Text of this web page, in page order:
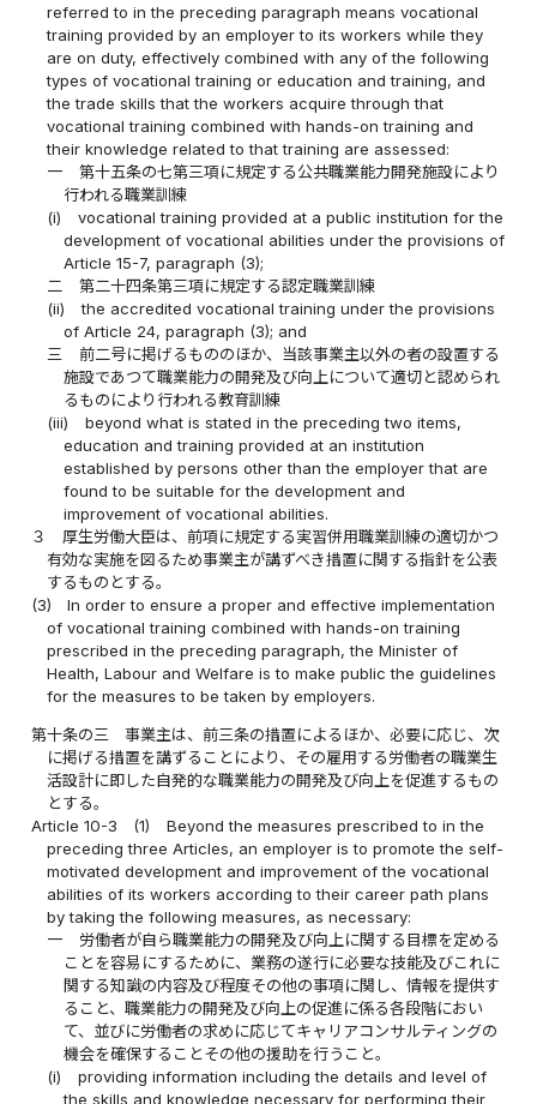
referred to in the preceding paragraph means vocational
training provided by an employer to its workers while they
are on duty, effectively combined with any of the following
types of vocational training or education and training, and
the trade skills that the workers acquire through that
vocational training combined with hands-on training and
their knowledge related to that training are assessed:
一
第十五条の七第三項に規定する公共職業能力開発施設により
行われる職業訓練
(i)
vocational training provided at a public institution for the
development of vocational abilities under the provisions of
Article 15-7, paragraph (3);
二
第二十四条第三項に規定する認定職業訓練
(ii)
the accredited vocational training under the provisions
of Article 24, paragraph (3); and
三
前二号に掲げるもののほか、当該事業主以外の者の設置する
施設であつて職業能力の開発及び向上について適切と認められ
るものにより行われる教育訓練
(iii)
beyond what is stated in the preceding two items,
education and training provided at an institution
established by persons other than the employer that are
found to be suitable for the development and
improvement of vocational abilities.
３
厚生労働大臣は、前項に規定する実習併用職業訓練の適切かつ
有効な実施を図るため事業主が講ずべき措置に関する指針を公表
するものとする。
(3)
In order to ensure a proper and effective implementation
of vocational training combined with hands-on training
prescribed in the preceding paragraph, the Minister of
Health, Labour and Welfare is to make public the guidelines
for the measures to be taken by employers.
第十条の三
事業主は、前三条の措置によるほか、必要に応じ、次
に掲げる措置を講ずることにより、その雇用する労働者の職業生
活設計に即した自発的な職業能力の開発及び向上を促進するもの
とする。
Article 10-3
(1)
Beyond the measures prescribed to in the
preceding three Articles, an employer is to promote the self-
motivated development and improvement of the vocational
abilities of its workers according to their career path plans
by taking the following measures, as necessary:
一
労働者が自ら職業能力の開発及び向上に関する目標を定める
ことを容易にするために、業務の遂行に必要な技能及びこれに
関する知識の内容及び程度その他の事項に関し、情報を提供す
ること、職業能力の開発及び向上の促進に係る各段階におい
て、並びに労働者の求めに応じてキャリアコンサルティングの
機会を確保することその他の援助を行うこと。
(i)
providing information including the details and level of
the skills and knowledge necessary for performing their